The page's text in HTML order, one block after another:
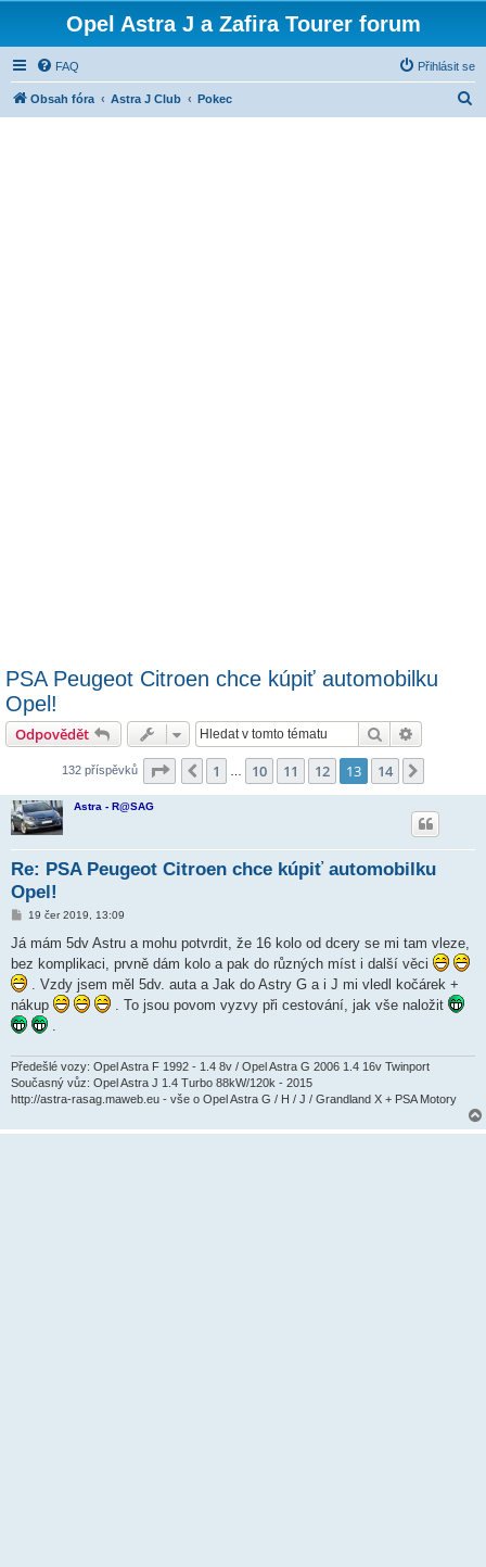
Opel Astra J a Zafira Tourer forum
FAQ Přihlásit se
Obsah fóra Astra J Club Pokec
PSA Peugeot Citroen chce kúpiť automobilku
Opel!
Odpovědět Hledat
132 příspěvků Stránka 13 z14
Předchozí
1 10 11 12 13 14
Astra - R@SAG
Re: PSA Peugeot Citroen chce kúpiť automobilku
Opel!
P
í
p
ě
v
e
k
19 čer 2019, 13:09
Já mám 5dv Astru a mohu potvrdit, že 16 kolo od dcery se mi tam vleze,
bez komplikaci, prvně dám kolo a pak do různých míst i další věci
. Vzdy jsem měl 5dv. auta a Jak do Astry G a i J mi vledl kočárek +
nákup
. To jsou povom vyzvy při cestování, jak vše naložit
.
Předešlé vozy: Opel Astra F 1992 - 1.4 8v / Opel Astra G 2006 1.4 16v Twinport
Současný vůz: Opel Astra J 1.4 Turbo 88kW/120k - 2015
http://astra-rasag.maweb.eu - vše o Opel Astra G / H / J / Grandland X + PSA Motory